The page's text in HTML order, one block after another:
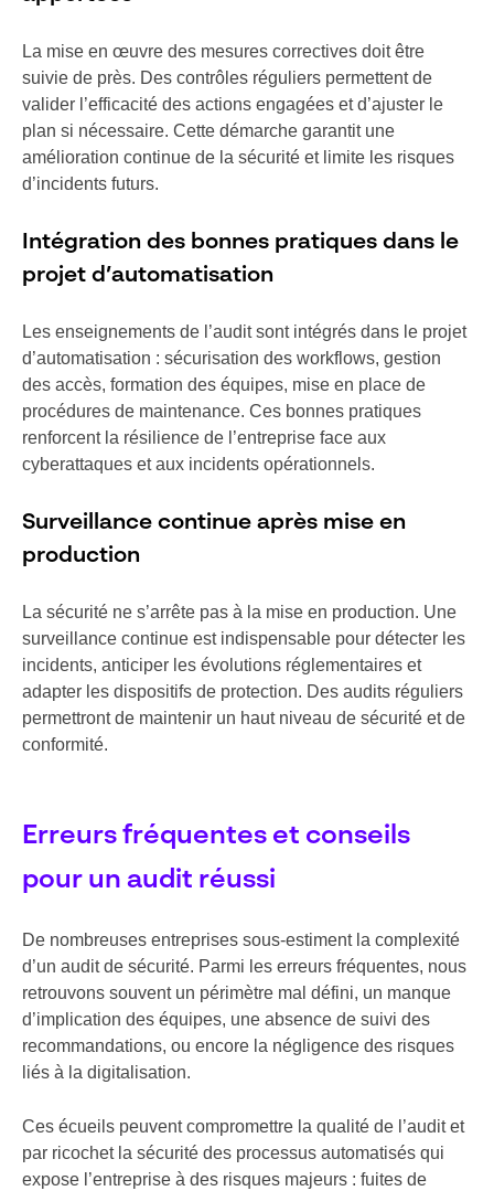
La mise en œuvre des mesures correctives doit être
suivie de près. Des contrôles réguliers permettent de
valider l’efficacité des actions engagées et d’ajuster le
plan si nécessaire. Cette démarche garantit une
amélioration continue de la sécurité et limite les risques
d’incidents futurs.
Intégration des bonnes pratiques dans le
projet d’automatisation
Les enseignements de l’audit sont intégrés dans le projet
d’automatisation : sécurisation des workflows, gestion
des accès, formation des équipes, mise en place de
procédures de maintenance. Ces bonnes pratiques
renforcent la résilience de l’entreprise face aux
cyberattaques et aux incidents opérationnels.
Surveillance continue après mise en
production
La sécurité ne s’arrête pas à la mise en production. Une
surveillance continue est indispensable pour détecter les
incidents, anticiper les évolutions réglementaires et
adapter les dispositifs de protection. Des audits réguliers
permettront de maintenir un haut niveau de sécurité et de
conformité.
Erreurs fréquentes et conseils
pour un audit réussi
De nombreuses entreprises sous-estiment la complexité
d’un audit de sécurité. Parmi les erreurs fréquentes, nous
retrouvons souvent un périmètre mal défini, un manque
d’implication des équipes, une absence de suivi des
recommandations, ou encore la négligence des risques
liés à la digitalisation.
Ces écueils peuvent compromettre la qualité de l’audit et
par ricochet la sécurité des processus automatisés qui
expose l’entreprise à des risques majeurs : fuites de